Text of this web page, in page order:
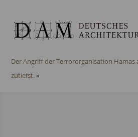
Der Angriff der Terrororganisation
zutiefst.»